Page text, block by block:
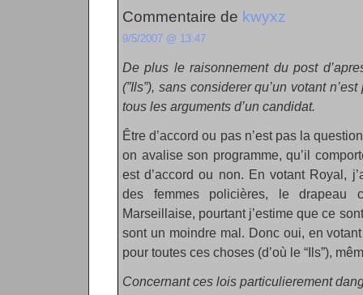
Commentaire de kwyxz
9/5/2007 @ 13:47
De plus le raisonnement du post
(”Ils”), sans considerer qu’un votant
tous les arguments d’un candidat.
Être d’accord ou pas n’est pas la
on avalise son programme, qu’il
est d’accord ou non. En votant Royal,
des femmes policières, le
Marseillaise, pourtant j’estime que ce
sont un moindre mal. Donc oui, en
pour toutes ces choses (d’où le “Ils”),
Concernant ces lois particulierement